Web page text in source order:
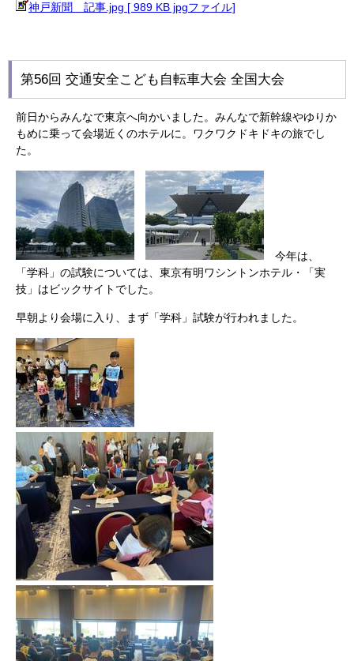
神戸新聞 記事.jpg [ 989 KB jpgファイル]
第56回 交通安全こども自転車大会 全国大会
前日からみんなで東京へ向かいました。みんなで新幹線やゆりか
もめに乗って会場近くのホテルに。ワクワクドキドキの旅でし
た。
今年は、
「学科」の試験については、東京有明ワシントンホテル・「実
技」はビックサイトでした。
早朝より会場に入り、まず「学科」試験が行われました。